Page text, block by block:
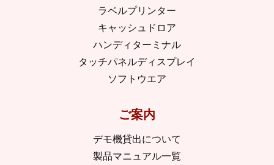
ラベルプリンター
キャッシュドロア
ハンディターミナル
タッチパネルディスプレイ
ソフトウエア
ご案内
デモ機貸出について
製品マニュアル一覧